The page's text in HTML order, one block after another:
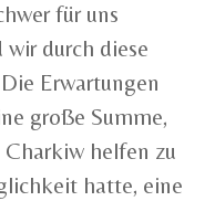
für uns
wir durch diese
Erwartungen
große Summe,
helfen zu
hatte, eine